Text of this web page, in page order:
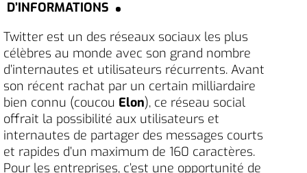
D’INFORMATIONS
Twitter est un des réseaux sociaux les plus
célèbres au monde avec son grand nombre
d’internautes et utilisateurs récurrents. Avant
son récent rachat par un certain milliardaire
bien connu (coucou Elon), ce réseau social
offrait la possibilité aux utilisateurs et
internautes de partager des messages courts
et rapides d’un maximum de 160 caractères.
Pour les entreprises, c’est une opportunité de